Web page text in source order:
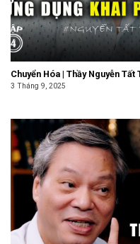
Chuyển Hóa | Thầy Nguyễn
3 Tháng 9, 2025